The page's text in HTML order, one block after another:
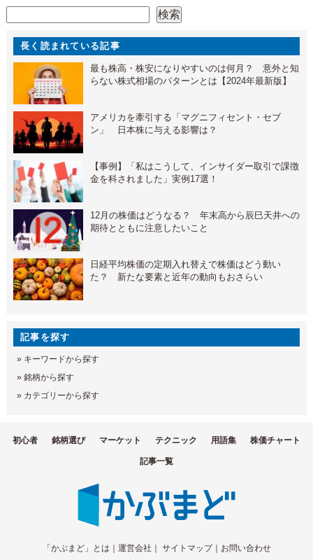
検索
長く読まれている記事
最も株高・株安になりやすいのは何月？ 意外と知
らない株式相場のパターンとは【2024年最新版】
アメリカを牽引する「マグニフィセント・セブ
ン」 日本株に与える影響は？
【事例】「私はこうして、インサイダー取引で課徴
金を科されました」実例17選！
12月の株価はどうなる？ 年末高から辰巳天井への
期待とともに注意したいこと
日経平均株価の定期入れ替えで株価はどう動い
た？ 新たな要素と近年の動向もおさらい
記事を探す
» キーワードから探す
» 銘柄から探す
» カテゴリーから探す
初心者 銘柄選び マーケット テクニック 用語集 株価チャート
記事一覧
「かぶまど」とは ｜ 運営会社 ｜ サイトマップ｜ お問い合わせ